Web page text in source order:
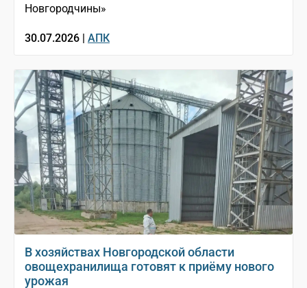
Новгородчины»
30.07.2026 | АПК
В хозяйствах Новгородской области
овощехранилища готовят к приёму нового
урожая